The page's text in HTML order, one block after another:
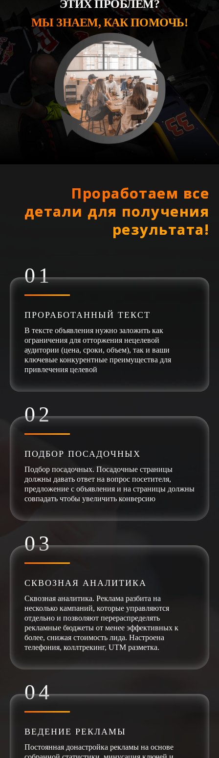
ЭТИХ ПРОБЛЕМ?
МЫ ЗНАЕМ, КАК ПОМОЧЬ!
Проработаем все
детали для получения
результата!
ПРОРАБОТАННЫЙ ТЕКСТ
В тексте объявления нужно заложить как
ограничения для отторжения нецелевой
аудитории (цена, сроки, объем), так и ваши
ключевые конкурентные преимущества для
привлечения целевой
ПОДБОР ПОСАДОЧНЫХ
Подбор посадочных. Посадочные страницы
должны давать ответ на вопрос посетителя,
предложение с объявления и на страницы должны
совпадать чтобы увеличить конверсию
СКВОЗНАЯ АНАЛИТИКА
Сквозная аналитика. Реклама разбита на
несколько кампаний, которые управляются
отдельно и позволяют перераспределять
рекламные бюджеты от менее эффективных к
более, снижая стоимость лида. Настроена
телефония, коллтрекинг, UTM разметка.
ВЕДЕНИЕ РЕКЛАМЫ
Постоянная донастройка рекламы на основе